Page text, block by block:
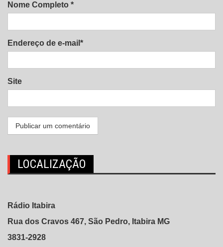
Nome Completo *
Endereço de e-mail*
Site
LOCALIZAÇÃO
Rádio Itabira
Rua dos Cravos 467, São Pedro, Itabira MG
3831-2928